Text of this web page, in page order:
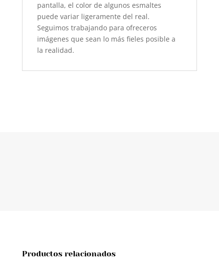
pantalla, el color de algunos esmaltes
puede variar ligeramente del real.
Seguimos trabajando para ofreceros
imágenes que sean lo más fieles posible a
la realidad.
Productos relacionados